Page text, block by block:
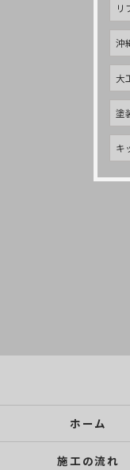
リ
沖
大
塗
キ
ホーム
施工の流れ